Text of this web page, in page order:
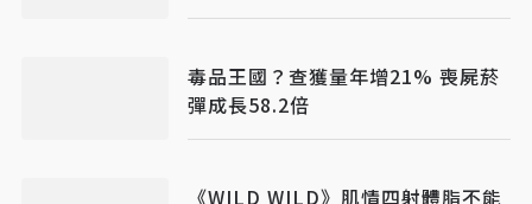
毒品王國？查獲量年增21% 喪屍菸
彈成長58.2倍
《WILD WILD》肌情四射體脂不能